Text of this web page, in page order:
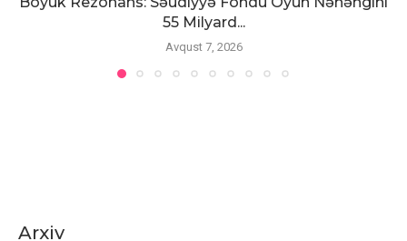
55 Milyard...
Avqust 7, 2026
Arxiv